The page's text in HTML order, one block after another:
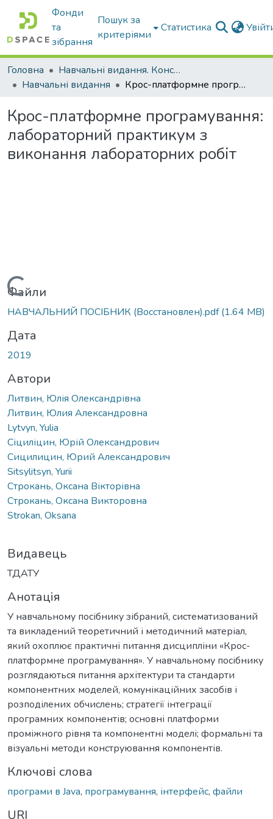
Фонди
та
зібрання
Пошук за
критеріями
Статистика
Головна
Навчальні видання. Конспекти лекцій
Навчальні видання
Крос-платформне програмування: лабораторний практикум з виконання лабораторних робіт
Крос-платформне програмування:
лабораторний практикум з
виконання лабораторних робіт
Вантажиться...
Файли
НАВЧАЛЬНИЙ ПОСІБНИК (Восстановлен).pdf(1.64 MB)
Дата
2019
Автори
Литвин, Юлія Олександрівна
Литвин, Юлия Александровна
Lytvyn, Yulia
Сіциліцин, Юрій Олександрович
Сицилицин, Юрий Александрович
Sitsylitsyn, Yurii
Строкань, Оксана Вікторівна
Строкань, Оксана Викторовна
Strokan, Oksana
Видавець
ТДАТУ
Анотація
У навчальному посібнику зібраний, систематизований
та викладений теоретичний і методичний матеріал,
який охоплює практичні питання дисципліни «Крос-
платформне програмування». У навчальному посібнику
розглядаються питання архітектури та стандарти
компонентних моделей, комунікаційних засобів і
розподілених обчислень; стратегії інтеграції
програмних компонентів; основні платформи
проміжного рівня та компонентні моделі; формальні та
візуальні методи конструювання компонентів.
Ключові слова
програми в Java, програмування, інтерфейс, файли
URI